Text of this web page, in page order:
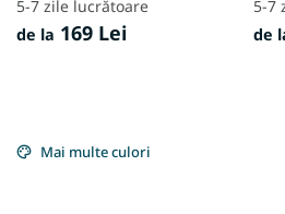
5-7 zile lucrătoare
de la 169 Lei
5-7
de
Mai multe culori